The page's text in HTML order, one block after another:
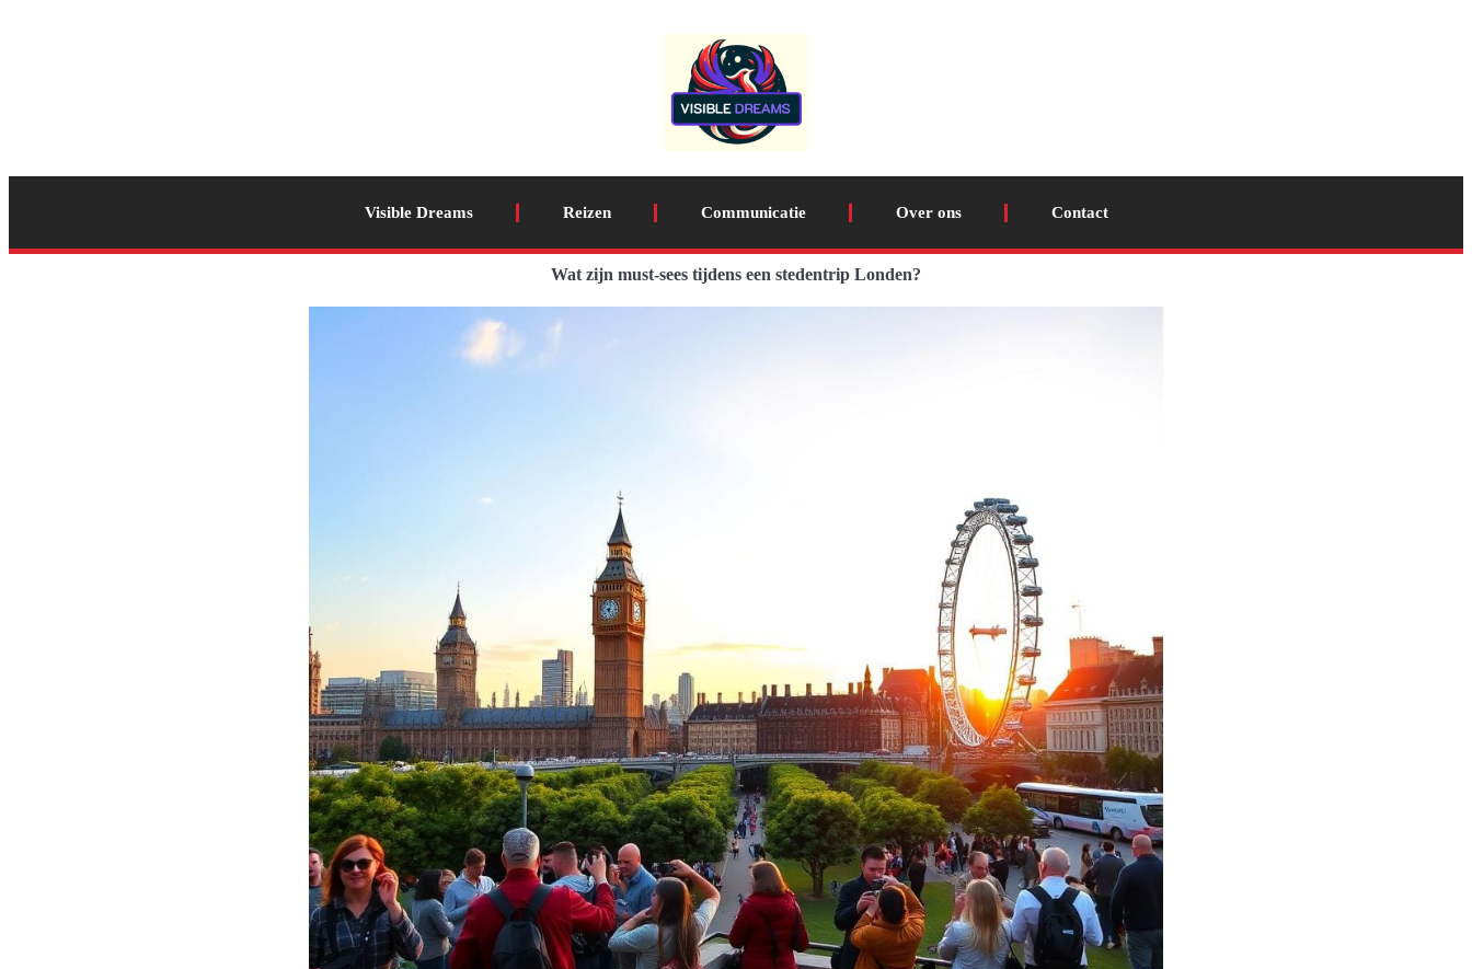
Visible Dreams Reizen Communicatie Over ons Contact
Wat zijn must-sees tijdens een stedentrip Londen?